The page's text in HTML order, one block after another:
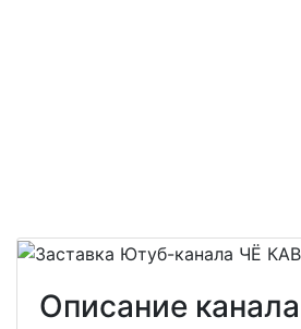
Описание канала